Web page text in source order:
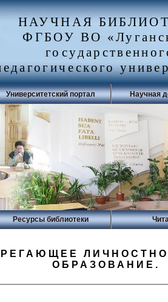
НАУЧНАЯ
ФГБОУ ВО
Университетский портал Научная
Ресурсы библиотеки
ОБРАЗОВАНИЕ.